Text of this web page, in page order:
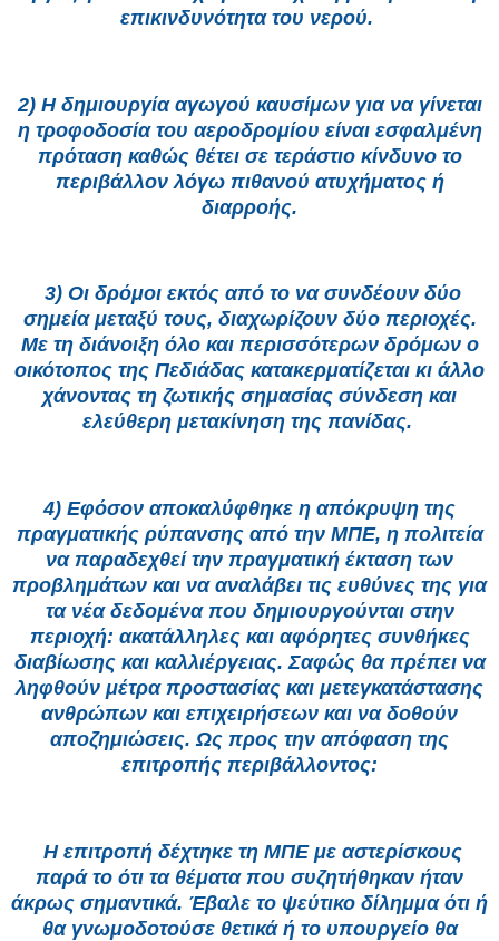
επικινδυνότητα του νερού.
2) Η δημιουργία αγωγού καυσίμων για να γίνεται
η τροφοδοσία του αεροδρομίου είναι εσφαλμένη
πρόταση καθώς θέτει σε τεράστιο κίνδυνο το
περιβάλλον λόγω πιθανού ατυχήματος ή
διαρροής.
3) Οι δρόμοι εκτός από το να συνδέουν δύο
σημεία μεταξύ τους, διαχωρίζουν δύο περιοχές.
Με τη διάνοιξη όλο και περισσότερων δρόμων ο
οικότοπος της Πεδιάδας κατακερματίζεται κι άλλο
χάνοντας τη ζωτικής σημασίας σύνδεση και
ελεύθερη μετακίνηση της πανίδας.
4) Εφόσον αποκαλύφθηκε η απόκρυψη της
πραγματικής ρύπανσης από την ΜΠΕ, η πολιτεία
να παραδεχθεί την πραγματική έκταση των
προβλημάτων και να αναλάβει τις ευθύνες της για
τα νέα δεδομένα που δημιουργούνται στην
περιοχή: ακατάλληλες και αφόρητες συνθήκες
διαβίωσης και καλλιέργειας. Σαφώς θα πρέπει να
ληφθούν μέτρα προστασίας και μετεγκατάστασης
ανθρώπων και επιχειρήσεων και να δοθούν
αποζημιώσεις. Ως προς την απόφαση της
επιτροπής περιβάλλοντος:
Η επιτροπή δέχτηκε τη ΜΠΕ με αστερίσκους
παρά το ότι τα θέματα που συζητήθηκαν ήταν
άκρως σημαντικά. Έβαλε το ψεύτικο δίλημμα ότι ή
θα γνωμοδοτούσε θετικά ή το υπουργείο θα